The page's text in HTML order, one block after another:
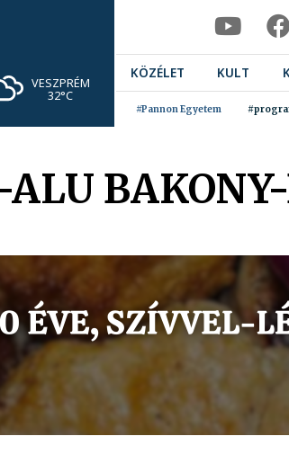
VESZPRÉM
32°C
KÖZÉLET KULT
#Pannon Egyetem